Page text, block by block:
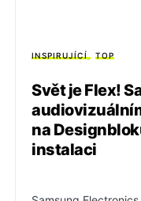
INSPIRUJÍCÍ TOP
Svět je Flex!
na
instalaci